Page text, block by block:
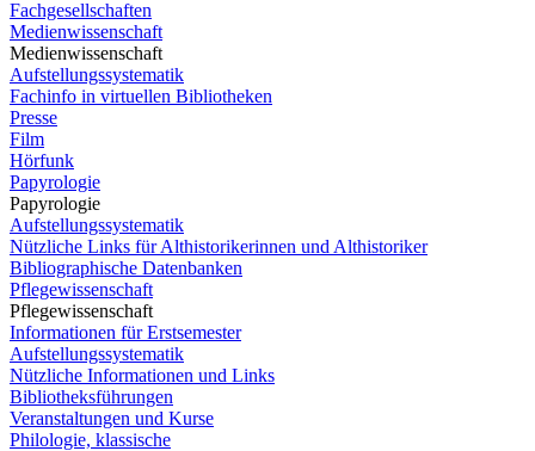
Fachgesellschaften
Medienwissenschaft
Medienwissenschaft
Aufstellungssystematik
Fachinfo in virtuellen Bibliotheken
Presse
Film
Hörfunk
Papyrologie
Papyrologie
Aufstellungssystematik
Nützliche Links für Althistorikerinnen und Althistoriker
Bibliographische Datenbanken
Pflegewissenschaft
Pflegewissenschaft
Informationen für Erstsemester
Aufstellungssystematik
Nützliche Informationen und Links
Bibliotheksführungen
Veranstaltungen und Kurse
Philologie, klassische